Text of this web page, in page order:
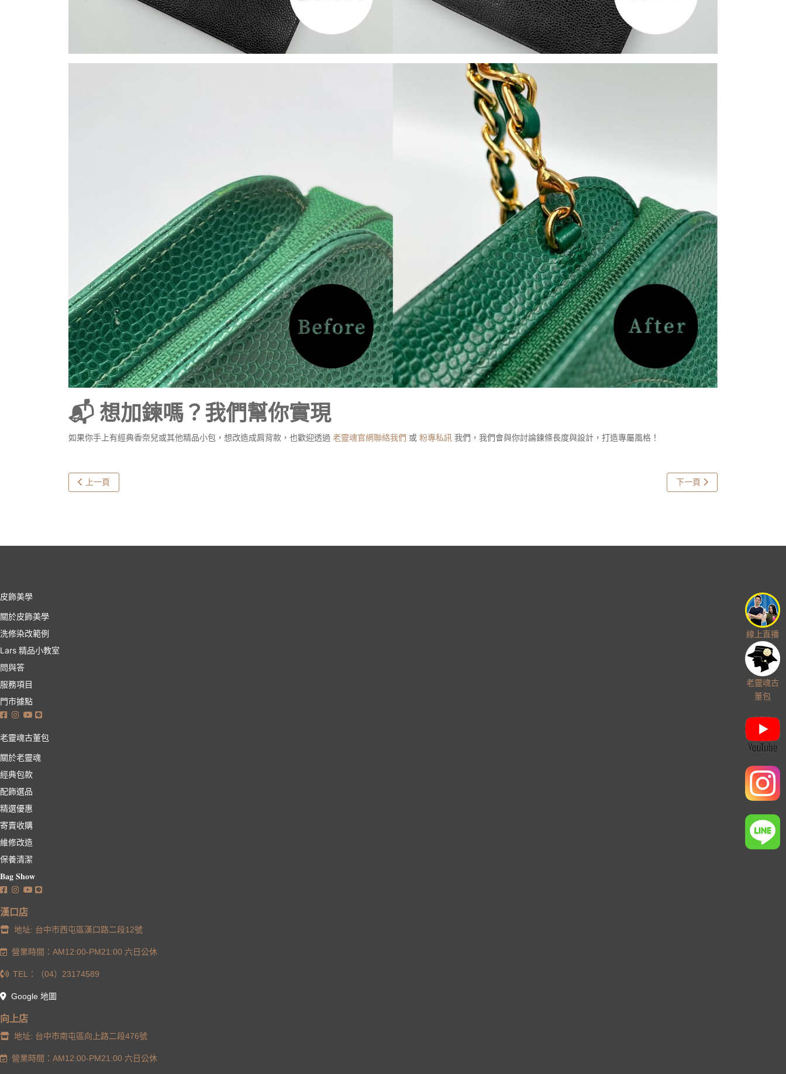
📬 想加鍊嗎？我們幫你實現
如果你手上有經典香奈兒或其他精品小包，想改造成肩背款，也歡迎透過 老靈魂官網聯絡我們 或 粉專私訊 我們，我們會與你討論鍊條長度與設計，打造專屬風格！
上一篇文章: CHANEL 流浪包維修｜皮穿鏈脫皮救星，升級義大利羊皮｜皮飾美學
上一頁 下一篇文章: 香奈兒內裏更換
下一頁
皮飾美學
關於皮飾美學
洗修染改範例
Lars 精品小教室
問與答
服務項目
門市據點
老靈魂古董包
關於老靈魂
經典包款
配飾選品
精選優惠
寄賣收購
維修改造
保養清潔
𝐁𝐚𝐠 𝐒𝐡𝐨𝐰
漢口店
地址: 台中市西屯區漢口路二段12號
營業時間：AM12:00-PM21:00 六日公休
TEL：（04）23174589
Google 地圖
向上店
地址: 台中市南屯區向上路二段476號
營業時間：AM12:00-PM21:00 六日公休
線上直播
老靈魂古
董包